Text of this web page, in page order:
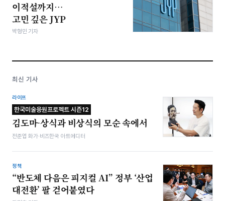
이적설까지…
고민 깊은 JYP
박형민 기자
최신 기사
라이프
한국미술응원프로젝트 시즌12
김도마-상식과 비상식의 모순 속에서
전준엽 화가·비즈한국 아트에디터
정책
“반도체 다음은 피지컬 AI” 정부 ‘산업
대전환’ 팔 걷어붙였다